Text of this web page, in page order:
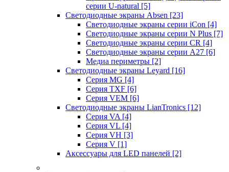
серии U-natural [5]
Светодиодные экраны Absen [23]
Светодиодные экраны серии iCon [4]
Светодиодные экраны серии N Plus [7]
Светодиодные экраны серии CR [4]
Светодиодные экраны серии А27 [6]
Медиа периметры [2]
Светодиодные экраны Leyard [16]
Серия MG [4]
Серия TXF [6]
Серия VEM [6]
Светодиодные экраны LianTronics [12]
Серия VA [4]
Серия VL [4]
Серия VH [3]
Серия V [1]
Аксессуары для LED панелей [2]